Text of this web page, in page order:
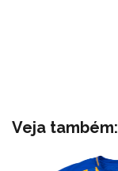
Veja também: